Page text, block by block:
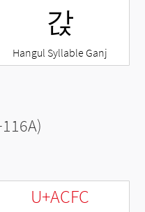
갅
Hangul Syllable Ganj
U+ACFC